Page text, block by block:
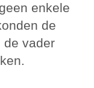
enkele
de
de vader